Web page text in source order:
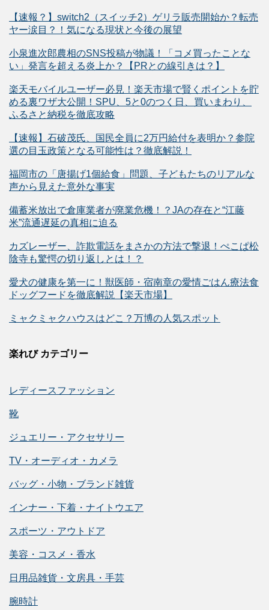
【速報？】switch2（スイッチ2）ゲリラ販売開始か？転売
ヤー涙目？！気になる現状と今後の展望
小泉進次郎農相のSNS投稿が物議！「コメ買ったことな
い」発言を超える炎上か？【PRとの線引きは？】
楽天モバイルユーザー必見！楽天市場で賢くポイントを貯
める裏ワザ大公開！SPU、5と0のつく日、買いまわり、
ふるさと納税を徹底攻略
【速報】石破茂氏、国民全員に2万円給付を表明か？参院
選の目玉政策となる可能性は？徹底解説！
福岡市の「唐揚げ1個給食」問題、子どもたちのリアルな
声から見えた意外な事実
備蓄米放出で倉庫業者が廃業危機！？JAの存在と“江藤
米”流通遅延の真相に迫る
カズレーザー、詐欺電話をまさかの方法で撃退！ぺこぱ松
陰寺も驚愕の切り返しとは！？
愛犬の健康を第一に！獣医師・宿南章の愛情ごはん療法食
ドッグフードを徹底解説【楽天市場】
ミャクミャクハウスはどこ？万博の人気スポット
楽れび カテゴリー
レディースファッション
靴
ジュエリー・アクセサリー
TV・オーディオ・カメラ
バッグ・小物・ブランド雑貨
インナー・下着・ナイトウエア
スポーツ・アウトドア
美容・コスメ・香水
日用品雑貨・文房具・手芸
腕時計